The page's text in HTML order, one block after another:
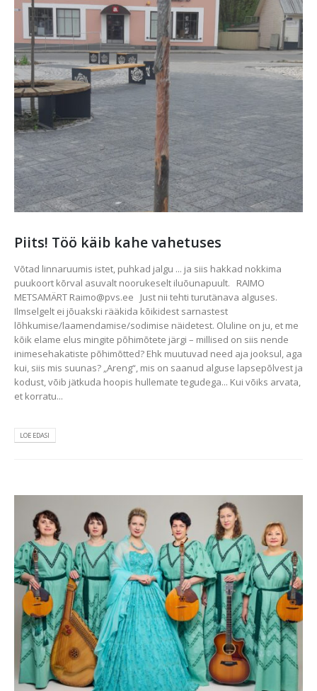
Piits! Töö käib kahe vahetuses
Võtad linnaruumis istet, puhkad jalgu ... ja siis hakkad nokkima
puukoort kõrval asuvalt noorukeselt iluõunapuult. RAIMO
METSAMÄRT Raimo@pvs.ee Just nii tehti turutänava alguses.
Ilmselgelt ei jõuakski rääkida kõikidest sarnastest
lõhkumise/laamendamise/sodimise näidetest. Oluline on ju, et me
kõik elame elus mingite põhimõtete järgi – millised on siis nende
inimesehakatiste põhimõtted? Ehk muutuvad need aja jooksul, aga
kui, siis mis suunas? „Areng“, mis on saanud alguse lapsepõlvest ja
kodust, võib jätkuda hoopis hullemate tegudega... Kui võiks arvata,
et korratu...
LOE EDASI